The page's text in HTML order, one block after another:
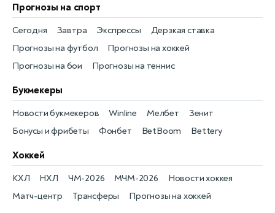
Прогнозы на спорт
Прогнозы на футбол
Сегодня
Прогнозы на хоккей
Завтра
Прогнозы на бои
Экспрессы
Прогнозы на теннис
Дерзкая ставка
Букмекеры
Бонусы и фрибеты
Новости букмекеров
Фонбет
Winline
BetBoom
Мелбет
Bettery
Зенит
Хоккей
Новости хоккея
КХЛ
Матч-центр
НХЛ
Трансферы
ЧМ-2026
Прогнозы на хоккей
МЧМ-2026